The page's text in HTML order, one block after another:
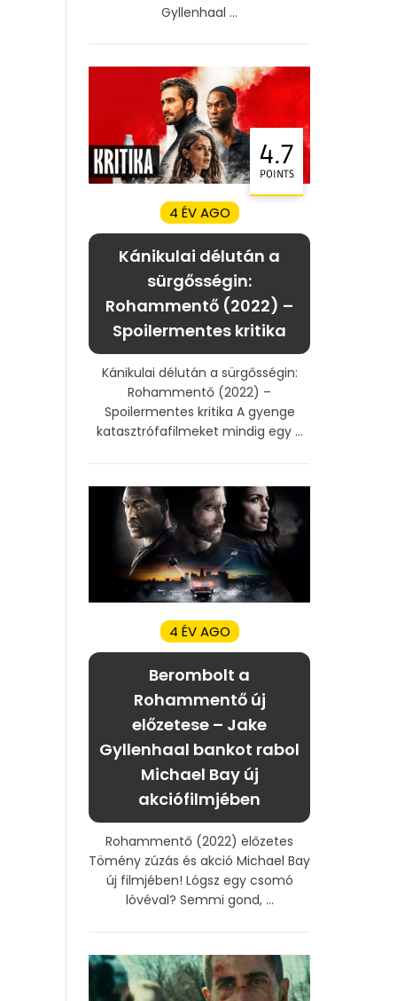
Gyllenhaal ...
4.7
POINTS
4 ÉV AGO
Kánikulai délután a
sürgősségin:
Rohammentő (2022) –
Spoilermentes kritika
Kánikulai délután a sürgősségin:
Rohammentő (2022) –
Spoilermentes kritika A gyenge
katasztrófafilmeket mindig egy ...
4 ÉV AGO
Berombolt a
Rohammentő új
előzetese – Jake
Gyllenhaal bankot rabol
Michael Bay új
akciófilmjében
Rohammentő (2022) előzetes
Tömény zúzás és akció Michael Bay
új filmjében! Lógsz egy csomó
lóvéval? Semmi gond, ...